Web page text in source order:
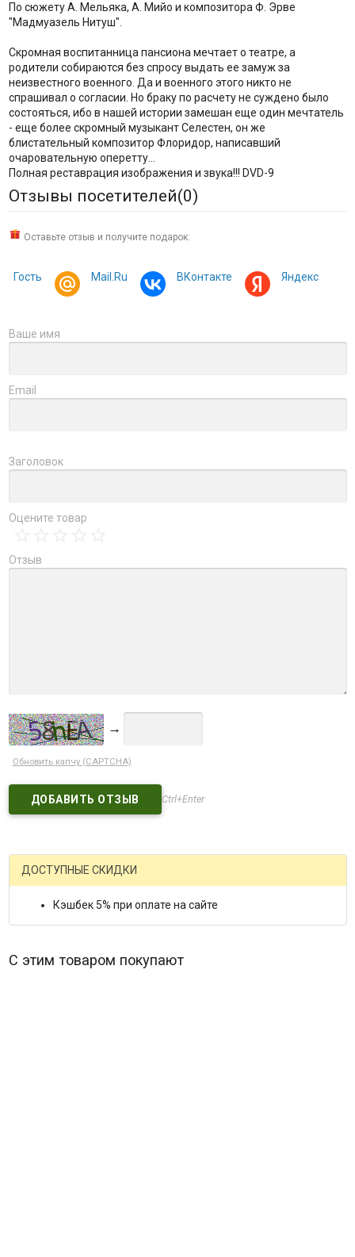
По сюжету А. Мельяка, А. Мийо и композитора Ф. Эрве
"Мадмуазель Нитуш".
Скромная воспитанница пансиона мечтает о театре, а
родители собираются без спросу выдать ее замуж за
неизвестного военного. Да и военного этого никто не
спрашивал о согласии. Но браку по расчету не суждено было
состояться, ибо в нашей истории замешан еще один мечтатель
- еще более скромный музыкант Селестен, он же
блистательный композитор Флоридор, написавший
очаровательную оперетту...
Полная реставрация изображения и звука!!! DVD-9
Отзывы посетителей(0)
Оставьте отзыв и получите подарок:
Гость Mail.Ru ВКонтакте Яндекс
Ваше имя
Email
Заголовок
Оцените товар
Отзыв
→
Обновить капчу (CAPTCHA)
Ctrl+Enter
ДОСТУПНЫЕ СКИДКИ
Кэшбек 5% при оплате на сайте
С этим товаром покупают